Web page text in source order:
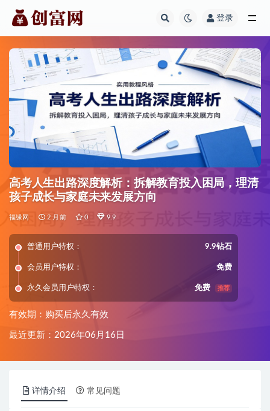
登录
高考人生出路深度解析：拆解教育投入困局，理清
孩子成长与家庭未来发展方向
福缘网 2 月前 0 9.9
普通用户特权： 9.9钻石
会员用户特权： 免费
永久会员用户特权： 免费 推荐
有效期：购买后永久有效
最近更新：2026年06月16日
详情介绍 常见问题